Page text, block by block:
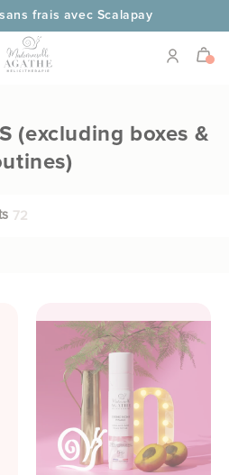
frais avec Scalapay
888 reviews
PURIFYING GEL
27 €
HAND
Certifie...
(excluding boxes &
72